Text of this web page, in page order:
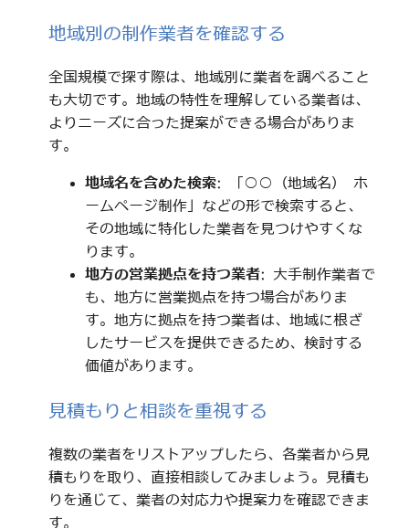
地域別の制作業者を確認する
全国規模で探す際は、地域別に業者を調べること
も大切です。地域の特性を理解している業者は、
よりニーズに合った提案ができる場合がありま
す。
地域名を含めた検索: 「○○（地域名） ホ
ームページ制作」などの形で検索すると、
その地域に特化した業者を見つけやすくな
ります。
地方の営業拠点を持つ業者: 大手制作業者で
も、地方に営業拠点を持つ場合がありま
す。地方に拠点を持つ業者は、地域に根ざ
したサービスを提供できるため、検討する
価値があります。
見積もりと相談を重視する
複数の業者をリストアップしたら、各業者から見
積もりを取り、直接相談してみましょう。見積も
りを通じて、業者の対応力や提案力を確認できま
す。